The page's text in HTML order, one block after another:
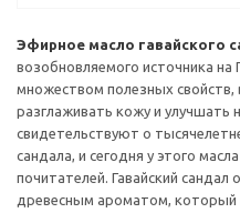
Эфирное масло гавайского
возобновляемого источника на
множеством полезных свойств,
разглаживать кожу и улучшать
свидетельствуют о
сандала, и сегодня у этого
почитателей. Гавайский
древесным ароматом, который